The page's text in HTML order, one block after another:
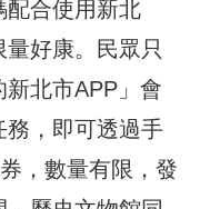
配合使用新北
好康。民眾只
北市APP」會
務，即可透過手
，數量有限，發